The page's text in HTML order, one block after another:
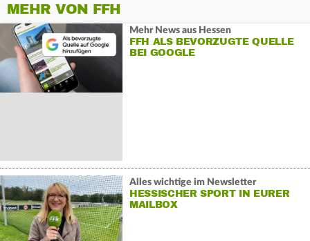
MEHR VON FFH
Mehr News aus Hessen
FFH ALS BEVORZUGTE QUELLE
BEI GOOGLE
Alles wichtige im Newsletter
HESSISCHER SPORT IN EURER
MAILBOX